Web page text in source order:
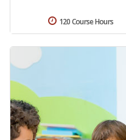
120 Course Hours